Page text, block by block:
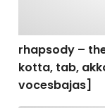
rhapsody –
kotta, tab,
vocesbajas]